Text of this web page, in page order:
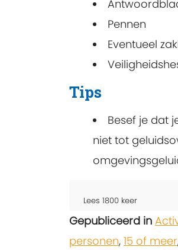
Pennen
Eventueel
Tips
Besef je dat
niet tot
Lees 1800 keer
Gepubliceerd in
personen, 15 of meer